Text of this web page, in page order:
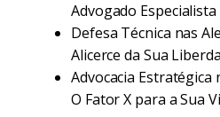
Advogado
Defesa Técnica nas
Alicerce da Sua
Advocacia Estratégica
O Fator X para a Sua